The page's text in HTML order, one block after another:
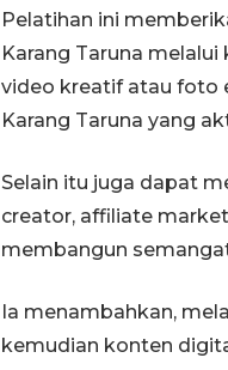
Pelatihan ini
Karang Taruna
video kreatif atau foto
Karang Taruna yang
Selain itu juga dapat
creator, affiliate
membangun
Ia menambahkan,
kemudian konten